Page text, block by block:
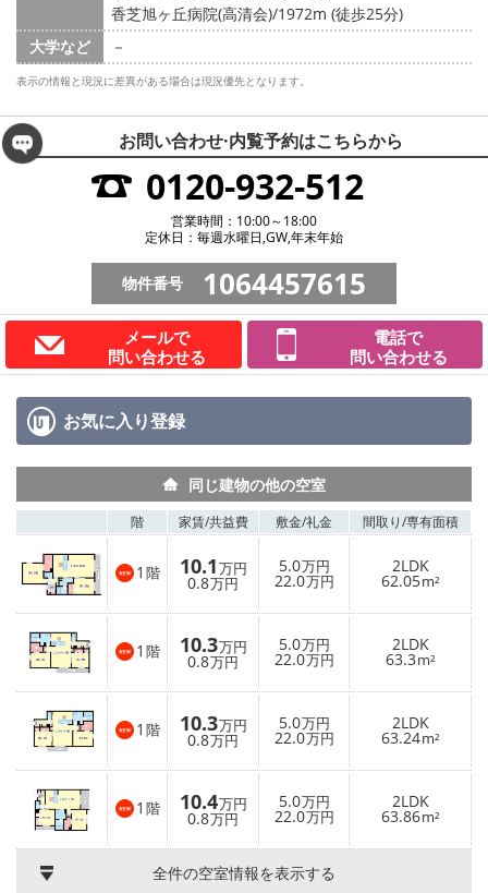
香芝旭ヶ丘病院(高清会)/1972m (徒歩25分)
大学など
－
表示の情報と現況に差異がある場合は現況優先となります。
お問い合わせ·内覧予約はこちらから
0120-932-512
営業時間：10:00～18:00
定休日：毎週水曜日,GW,年末年始
物件番号 1064457615
メールで
問い合わせる
電話で
問い合わせる
お気に入り登録
同じ建物の他の空室
階 家賃/共益費 敷金/礼金 間取り/専有面積
1 階 10.1万円
0.8万円
5.0万円
22.0万円
2LDK
62.05m²
1 階 10.3万円
0.8万円
5.0万円
22.0万円
2LDK
63.3m²
1 階 10.3万円
0.8万円
5.0万円
22.0万円
2LDK
63.24m²
1 階 10.4万円
0.8万円
5.0万円
22.0万円
2LDK
63.86m²
全件の空室情報を表示する